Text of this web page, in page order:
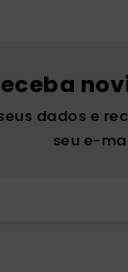
dados e
seu e-